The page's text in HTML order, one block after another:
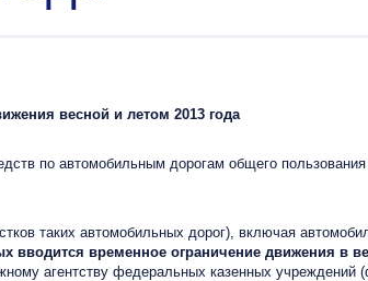
весной и летом 2013 года
по автомобильным дорогам общего
таких автомобильных дорог), включая
вводится временное ограничение движения в
агентству федеральных казенных учреждений